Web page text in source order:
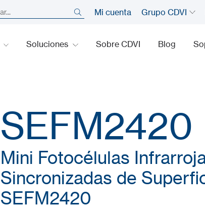
Mi cuenta Grupo CDVI
Soluciones Sobre CDVI Blog
SEFM2420
Mini Fotocélulas
Sincronizadas de
SEFM2420